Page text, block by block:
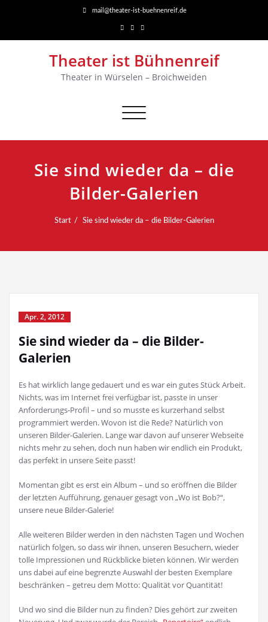
mail@theater-ist-buehnenreif.de
Theater ist Bühnenreif
Theater in Würselen – Broichweiden
Navigation
Sie sind wieder da – die
Bilder-Galerien
Start Sie sind wieder da – die Bilder-Galerien
Apr. 2, 2012
Sie sind wieder da – die Bilder-
Galerien
Es hat wirklich lange gedauert und es war ein gutes Stück Arbeit.
Nichts, was im Internet frei verfügbar ist, passte in unser
Anforderungs-Profil – und so musste es kurzerhand selbst
programmiert werden. Wovon ist die Rede? Natürlich von
unseren Bilder-Galerien. Lange war davon auf unserer Webseite
nichts mehr zu sehen, doch nun haben wir endlich ein Produkt,
das perfekt in unsere Seite passt!
Momentan gibt es erst ein Album – und so eröffnen die Bilder
der letzten Aufführung, genauer gesagt von „Wo ist Bob?“,
unsere neue Bilder-Galerie!
Alle weiteren Bilder werden in den nächsten Tagen und Wochen
natürlich folgen, so dass wir ihnen, unseren Besuchern, wieder
tolle Impressionen und Rückblicke bieten können. Wir werden
uns dabei auf eine begrenzte Auswahl der besten Exemplare
beschränken – getreu dem Motto: Qualität vor Quantität!
Und wo sind die Bilder nun zu finden? Dies gehört zur zweiten